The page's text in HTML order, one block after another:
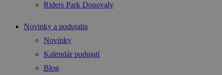
Riders Park Donovaly
Novinky a podujatia
Novinky
Kalendár podujatí
Blog